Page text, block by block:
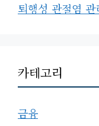
퇴행성 관절염
카테고리
금융